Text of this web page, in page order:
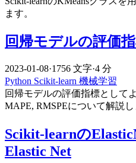
ます。
回帰モデルの評価
2023-01-08·1756 文字·4 分
Python Scikit-learn 機械学習
回帰モデルの評価指標として
MAPE, RMSPEについて解説し
Scikit-learnの
Elastic Net